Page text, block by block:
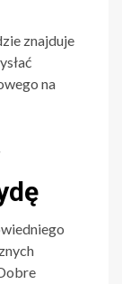
znajduje
na